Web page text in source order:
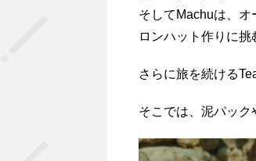
そしてMachuは、
ロンハット作りに挑
さらに旅を続ける
そこでは、泥パック